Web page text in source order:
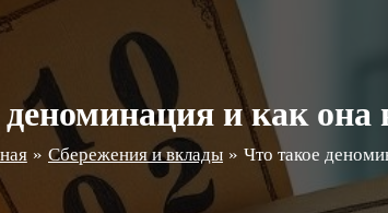
и как
Сбережения и вклады Что такое